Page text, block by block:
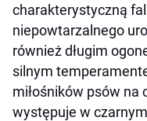
charakterystyczną
niepowtarzalnego
również długim
silnym
miłośników psów na
występuje w